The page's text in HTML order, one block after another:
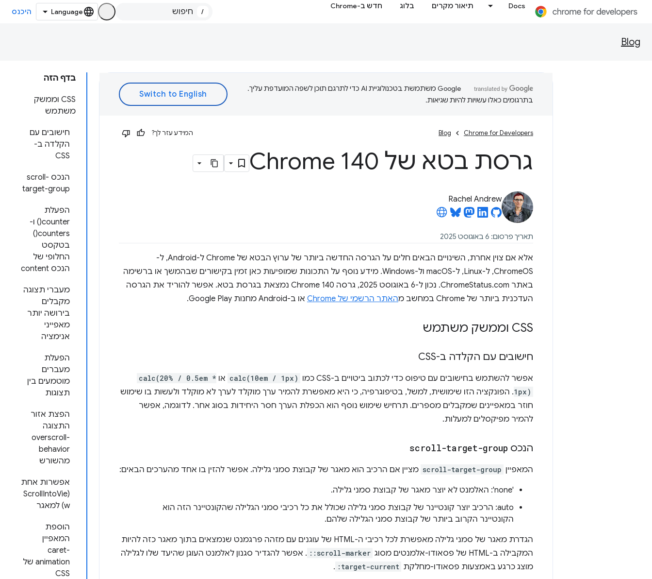
Docs תיאור מקרים בלוג חדש ב-Chrome
/ היכנס
Blog
בדף הזה
CSS וממשק
משתמש
חישובים עם
הקלדה ב-
CSS
הנכס scroll-
target-group
הפעלת
counter() ו-
counters()
בטקסט
החלופי של
הנכס content
מעברי תצוגה
מקבלים
בירושה יותר
מאפייני
אנימציה
הפעלת
מעברים
מוטמעים בין
תצוגות
הפצת אזור
התצוגה
overscroll-
behavior
מהשורש
אפשרות אחת
(ScrollIntoVie
w) למאגר
הוספת
המאפיין
caret-
animation של
CSS
‫Google משתמשת בטכנולוגיית AI כדי לתרגם תוכן לשפה המועדפת עליך.
בתרגומים כאלו עשויות להיות שגיאות.
Chrome for Developers
Blog המידע עזר לך?
גרסת בטא של Chrome 140
Rachel Andrew
תאריך פרסום: 6 באוגוסט 2025
אלא אם צוין אחרת, השינויים הבאים חלים על הגרסה החדשה ביותר של ערוץ הבטא של Chrome ל-Android, ל-
ChromeOS, ל-Linux, ל-macOS ול-Windows. מידע נוסף על התכונות שמופיעות כאן זמין בקישורים שבהמשך או ברשימה
באתר ChromeStatus.com. נכון ל-6 באוגוסט 2025, גרסה Chrome 140 נמצאת בגרסת בטא. אפשר להוריד את הגרסה
העדכנית ביותר של Chrome במחשב מ
האתר הרשמי של Chrome או ב-Android מחנות Google Play.
CSS וממשק משתמש
חישובים עם הקלדה ב-CSS
אפשר להשתמש בחישובים עם טיפוס כדי לכתוב ביטויים ב-CSS כמו calc(10em / 1px) או calc(20% / 0.5em *
1px). הפונקציה הזו שימושית, למשל, בטיפוגרפיה, כי היא מאפשרת להמיר ערך מוקלד לערך לא מוקלד ולעשות בו שימוש
חוזר במאפיינים שמקבלים מספרים. תרחיש שימוש נוסף הוא הכפלת הערך חסר היחידות בסוג אחר. לדוגמה, אפשר
להמיר מפיקסלים למעלות.
הנכס scroll-target-group
המאפיין scroll-target-group מציין אם הרכיב הוא מאגר של קבוצת סמני גלילה. אפשר להזין בו אחד מהערכים הבאים:
'none': האלמנט לא יוצר מאגר של קבוצת סמני גלילה.
‫auto: הרכיב יוצר קונטיינר של קבוצת סמני גלילה שכולל את כל רכיבי סמני הגלילה שהקונטיינר הזה הוא
הקונטיינר הקרוב ביותר של קבוצת סמני הגלילה שלהם.
הגדרת מאגר של סמני גלילה מאפשרת לכל רכיבי ה-HTML של עוגנים עם מזהה פרגמנט שנמצאים בתוך מאגר כזה להיות
המקבילה ב-HTML של פסאודו-אלמנטים מסוג
::scroll-marker . אפשר להגדיר סגנון לאלמנט העוגן שהיעד שלו לגלילה
מוצג כרגע באמצעות פסאודו-מחלקת :target-current
.